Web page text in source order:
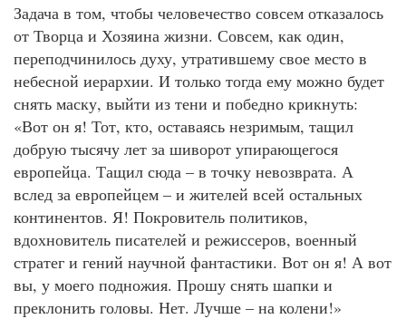
Задача в том, чтобы человечество совсем отказалось
от Творца и Хозяина жизни. Совсем, как один,
переподчинилось духу, утратившему свое место в
небесной иерархии. И только тогда ему можно будет
снять маску, выйти из тени и победно крикнуть:
«Вот он я! Тот, кто, оставаясь незримым, тащил
добрую тысячу лет за шиворот упирающегося
европейца. Тащил сюда – в точку невозврата. А
вслед за европейцем – и жителей всей остальных
континентов. Я! Покровитель политиков,
вдохновитель писателей и режиссеров, военный
стратег и гений научной фантастики. Вот он я! А вот
вы, у моего подножия. Прошу снять шапки и
преклонить головы. Нет. Лучше – на колени!»